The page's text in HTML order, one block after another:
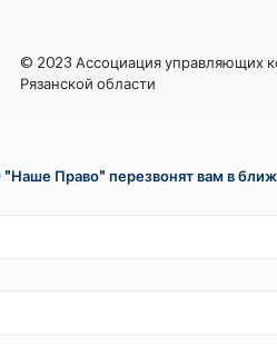
© 2023 Ассоциация управляющих
Рязанской области
Право" перезвонят вам в